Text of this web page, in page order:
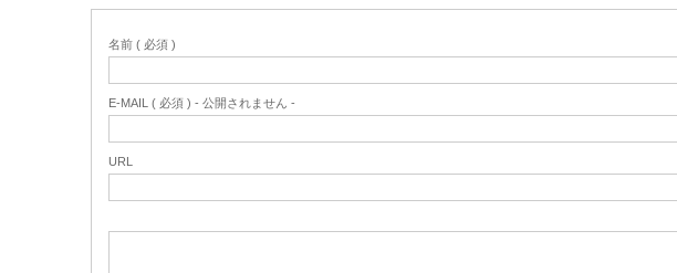
名前 ( 必須 )
E-MAIL ( 必須 ) - 公開されません -
URL